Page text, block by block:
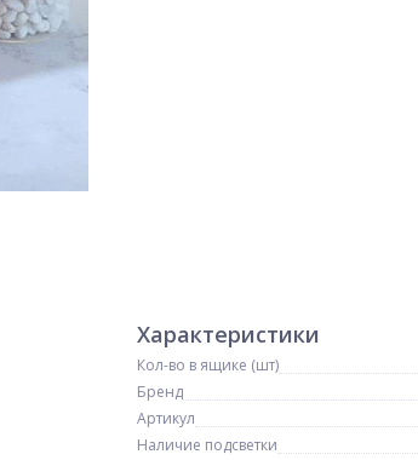
Характеристики
Кол-во в ящике (шт)
Бренд
Артикул
Наличие подсветки